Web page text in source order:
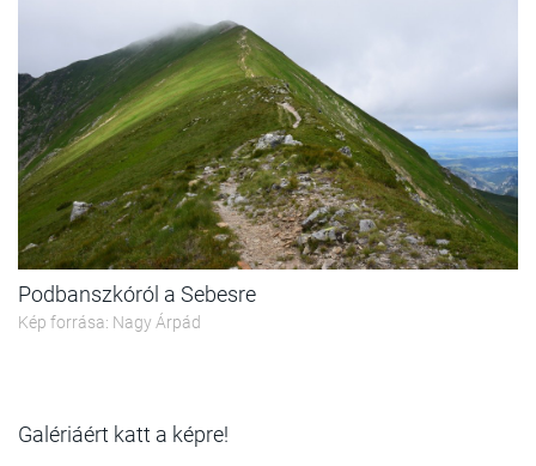
Podbanszkóról a Sebesre
Kép forrása: Nagy Árpád
Galériáért katt a képre!